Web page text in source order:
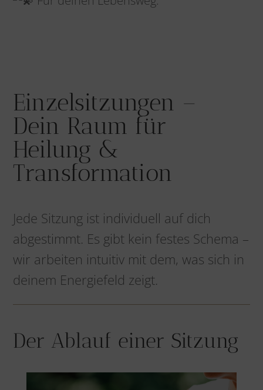
Einzelsitzungen –
Dein Raum für
Heilung &
Transformation
Jede Sitzung ist individuell auf dich
abgestimmt. Es gibt kein festes Schema –
wir arbeiten intuitiv mit dem, was sich in
deinem Energiefeld zeigt.
Der Ablauf einer Sitzung